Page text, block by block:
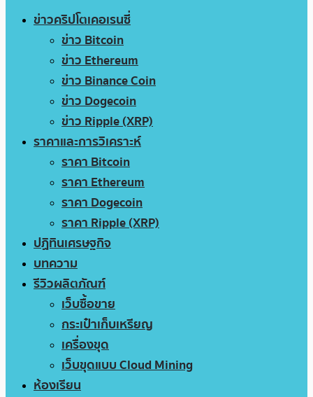
ข่าวคริปโตเคอเรนซี่
ข่าว Bitcoin
ข่าว Ethereum
ข่าว Binance Coin
ข่าว Dogecoin
ข่าว Ripple (XRP)
ราคาและการวิเคราะห์
ราคา Bitcoin
ราคา Ethereum
ราคา Dogecoin
ราคา Ripple (XRP)
ปฏิทินเศรษฐกิจ
บทความ
รีวิวผลิตภัณฑ์
เว็บซื้อขาย
กระเป๋าเก็บเหรียญ
เครื่องขุด
เว็บขุดแบบ Cloud Mining
ห้องเรียน